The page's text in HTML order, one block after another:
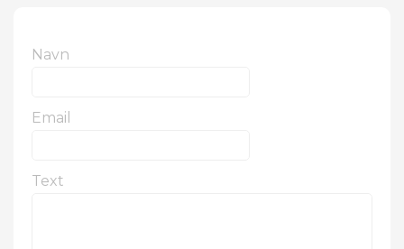
Navn
Email
Text